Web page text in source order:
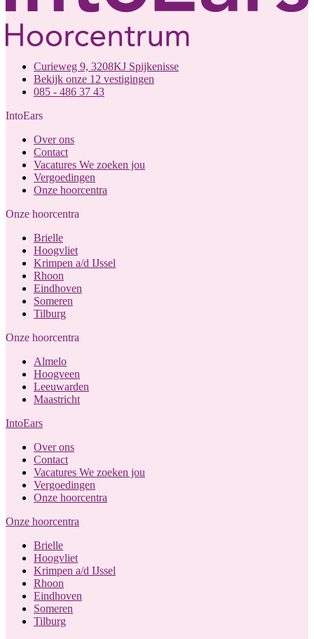
Curieweg 9, 3208KJ Spijkenisse
Bekijk onze 12 vestigingen
085 - 486 37 43
IntoEars
Over ons
Contact
Vacatures We zoeken jou
Vergoedingen
Onze hoorcentra
Onze hoorcentra
Brielle
Hoogvliet
Krimpen a/d IJssel
Rhoon
Eindhoven
Someren
Tilburg
Onze hoorcentra
Almelo
Hoogveen
Leeuwarden
Maastricht
IntoEars
Over ons
Contact
Vacatures We zoeken jou
Vergoedingen
Onze hoorcentra
Onze hoorcentra
Brielle
Hoogvliet
Krimpen a/d IJssel
Rhoon
Eindhoven
Someren
Tilburg